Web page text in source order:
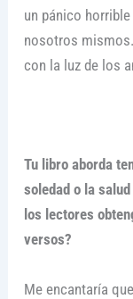
un pánico
nosotros
con la luz de los
Tu libro aborda
soledad o la
los lectores
versos?
Me encantaría